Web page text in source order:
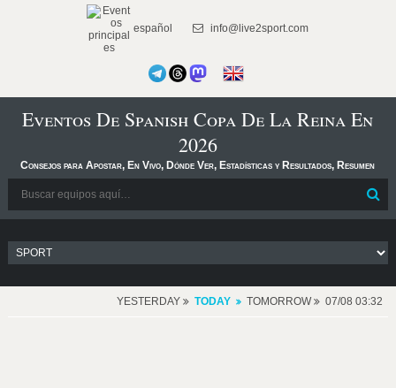
español info@live2sport.com
Eventos De Spanish Copa De La Reina En
2026
Consejos para Apostar, En Vivo, Dónde Ver, Estadísticas y Resultados, Resumen
YESTERDAY TODAY TOMORROW 07/08 03:32